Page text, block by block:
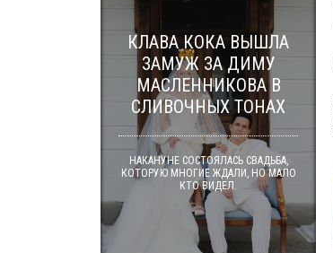
КЛАВА КОКА ВЫШЛА
ЗАМУЖ ЗА ДИМУ
МАСЛЕННИКОВА В
СЛИВОЧНЫХ ТОНАХ
НАКАНУНЕ СОСТОЯЛАСЬ СВАДЬБА,
КОТОРУЮ МНОГИЕ ЖДАЛИ, НО МАЛО
КТО ВИДЕЛ.